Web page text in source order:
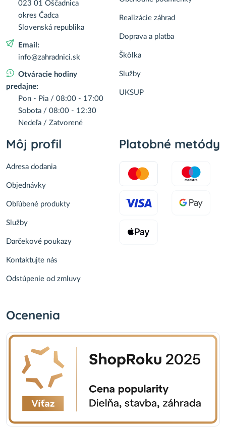
023 01 Oščadnica
okres Čadca
Slovenská republika
Email:
info@zahradnici.sk
Otváracie hodiny
predajne:
Pon - Pia / 08:00 - 17:00
Sobota / 08:00 - 12:30
Nedeľa / Zatvorené
Realizácie záhrad
Doprava a platba
Škôlka
Služby
UKSUP
Môj profil
Adresa dodania
Objednávky
Obľúbené produkty
Služby
Darčekové poukazy
Kontaktujte nás
Odstúpenie od zmluvy
Platobné metódy
Ocenenia